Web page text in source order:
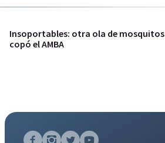
Insoportables: otra ola de mosquitos
copó el AMBA